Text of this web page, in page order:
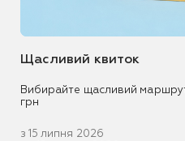
Щасливий квиток
Вибирайте щасливий
грн
з 15 липня 2026